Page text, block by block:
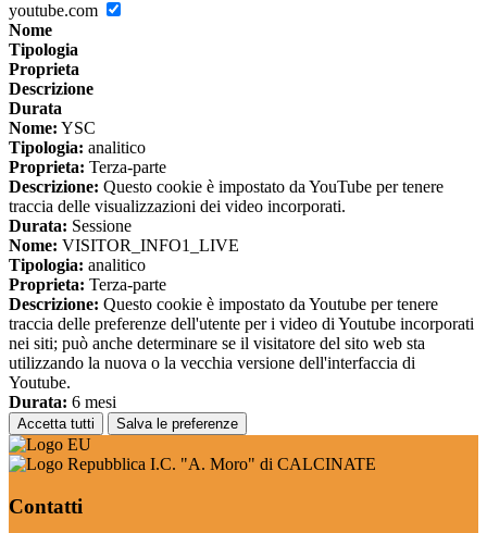
youtube.com
Nome
Tipologia
Proprieta
Descrizione
Durata
Nome: YSC
Tipologia: analitico
Proprieta: Terza-parte
Descrizione: Questo cookie è impostato da YouTube per tenere
traccia delle visualizzazioni dei video incorporati.
Durata: Sessione
Nome: VISITOR_INFO1_LIVE
Tipologia: analitico
Proprieta: Terza-parte
Descrizione: Questo cookie è impostato da Youtube per tenere
traccia delle preferenze dell'utente per i video di Youtube incorporati
nei siti; può anche determinare se il visitatore del sito web sta
utilizzando la nuova o la vecchia versione dell'interfaccia di
Youtube.
Durata: 6 mesi
Accetta tutti Salva le preferenze
I.C. "A. Moro" di CALCINATE
Contatti